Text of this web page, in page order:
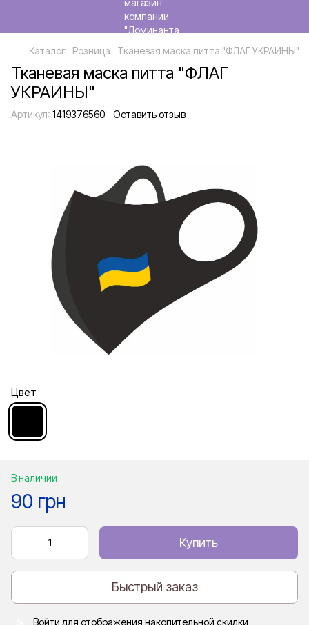
Каталог Розница Тканевая маска питта "ФЛАГ УКРАИНЫ"
Тканевая маска питта "ФЛАГ
УКРАИНЫ"
Артикул: 1419376560 Оставить отзыв
Цвет
В наличии
90 грн
Купить
Быстрый заказ
Войти для отображения накопительной скидки